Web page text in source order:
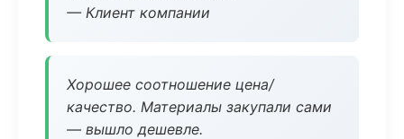
— Клиент компании
Хорошее соотношение цена/
качество. Материалы закупали сами
— вышло дешевле.